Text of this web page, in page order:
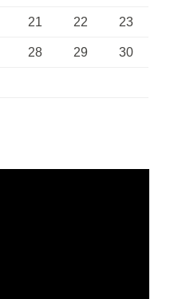
21 22 23
28 29 30